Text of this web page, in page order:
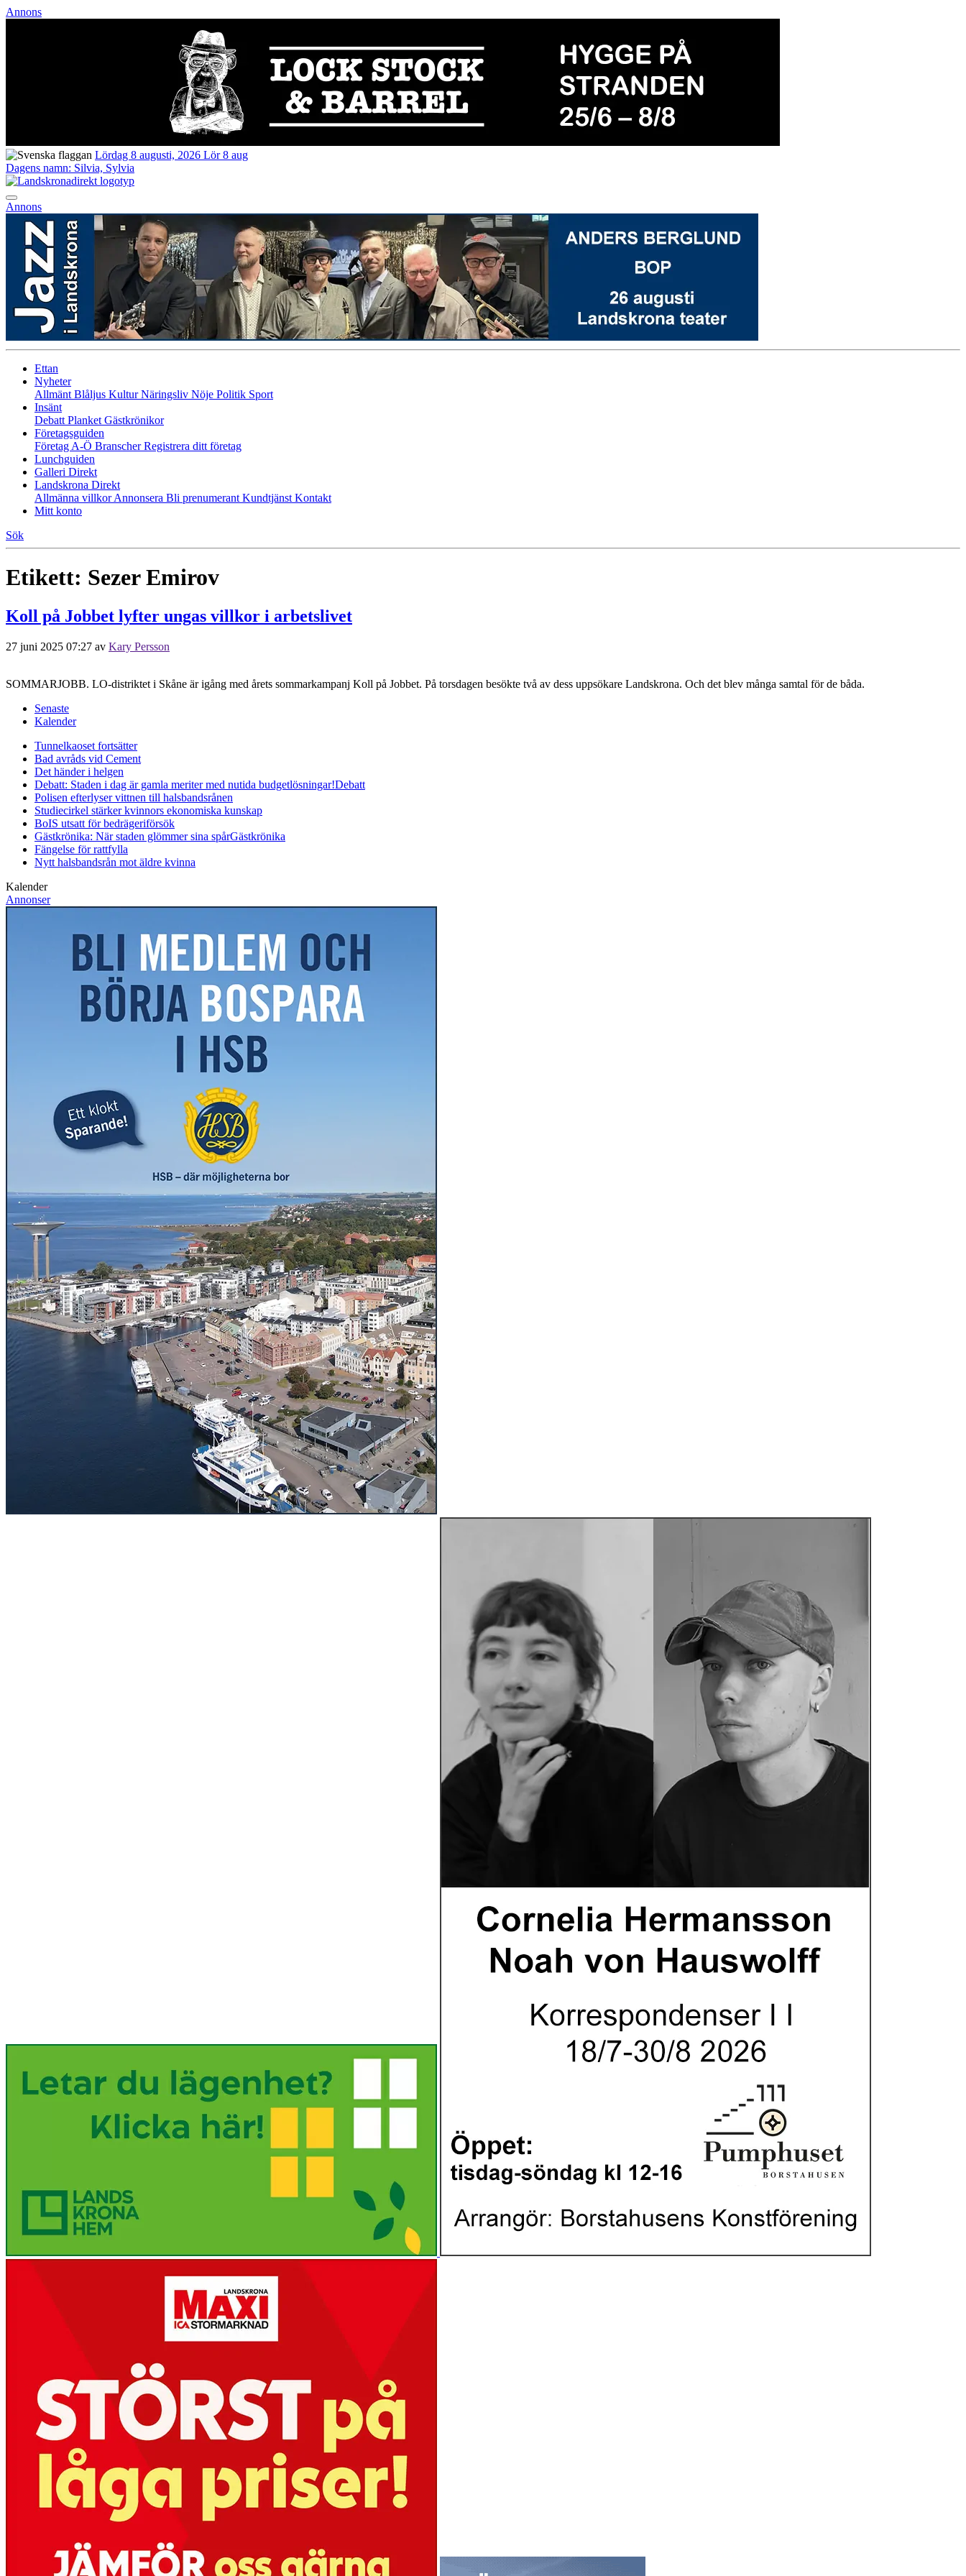
Annons
Lördag 8 augusti, 2026 Lör 8 aug
Dagens namn: Silvia, Sylvia
Annons
Ettan
Nyheter
Allmänt Blåljus KulturNäringsliv Nöje Politik Sport
Insänt
Debatt Planket Gästkrönikor
Företagsguiden
Företag A-Ö BranscherRegistrera ditt företag
Lunchguiden
Galleri Direkt
Landskrona Direkt
Allmänna villkorAnnonsera Bli prenumerant Kundtjänst Kontakt
Mitt konto
Sök
Etikett: Sezer Emirov
Koll på Jobbet lyfter ungas villkor i arbetslivet
27 juni 2025 07:27 av Kary Persson
SOMMARJOBB. LO-distriktet i Skåne är igång med årets sommarkampanj Koll på Jobbet. På torsdagen besökte två av dess uppsökare Landskrona. Och det blev många samtal för de båda.
Senaste
Kalender
Tunnelkaoset fortsätter
Bad avråds vid Cement
Det händer i helgen
Debatt: Staden i dag är gamla meriter med nutida budgetlösningar!Debatt
Polisen efterlyser vittnen till halsbandsrånen
Studiecirkel stärker kvinnors ekonomiska kunskap
BoIS utsatt för bedrägeriförsök
Gästkrönika: När staden glömmer sina spårGästkrönika
Fängelse för rattfylla
Nytt halsbandsrån mot äldre kvinna
Kalender
Annonser